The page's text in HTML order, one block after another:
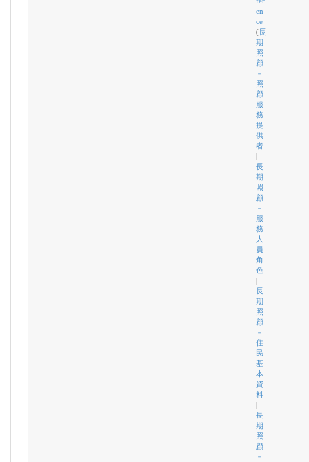
en
ce
(長
期
照
顧
－
照
顧
服
務
提
供
者
長
期
照
顧
－
服
務
人
員
角
色
長
期
照
顧
－
住
民
基
本
資
料
長
期
照
顧
－